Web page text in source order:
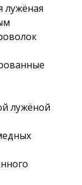
лужёная
лужёной